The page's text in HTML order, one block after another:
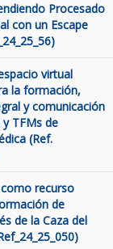
Procesado
con un Escape
virtual
la formación,
y comunicación
y TFMs de
(Ref.
recurso
de
de la Caza del